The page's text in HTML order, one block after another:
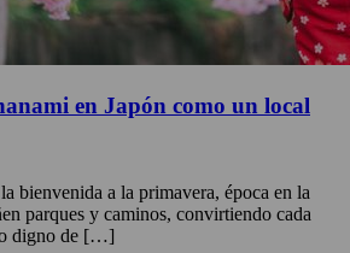
en Japón como un local
bienvenida a la primavera, época en la
parques y caminos, convirtiendo cada
digno de […]